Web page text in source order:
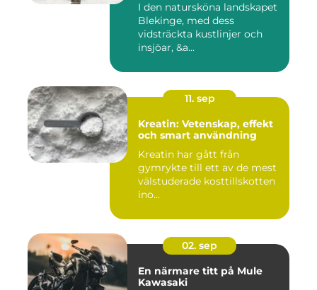
I den natursköna landskapet
Blekinge, med dess
vidsträckta kustlinjer och
insjöar, &a...
11. sep
Kreatin: Vetenskap, effekt
och smart användning
Kreatin har gått från
gymrykte till ett av de mest
välstuderade kosttillskotten
ino...
02. sep
En närmare titt på Mule
Kawasaki